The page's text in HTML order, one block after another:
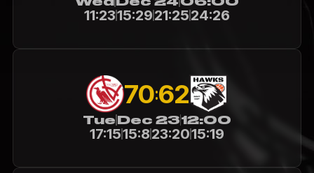
11:2315:2921:2524:26
70:62
TueDec 2312:00
17:1515:823:2015:19